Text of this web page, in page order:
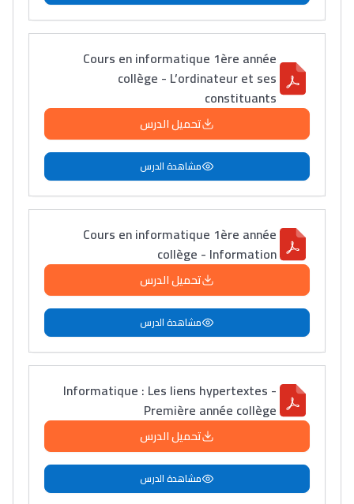
Cours en informatique 1ère année
collège - L’ordinateur et ses
constituants
تحميل الدرس
مشاهدة الدرس
Cours en informatique 1ère année
collège - Information
تحميل الدرس
مشاهدة الدرس
Informatique : Les liens hypertextes -
Première année collège
تحميل الدرس
مشاهدة الدرس